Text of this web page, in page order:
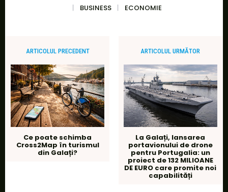
BUSINESS
ECONOMIE
ARTICOLUL PRECEDENT
Ce poate schimba
Cross2Map în turismul
din Galați?
ARTICOLUL URMĂTOR
La Galați, lansarea
portavionului de drone
pentru Portugalia: un
proiect de 132 MILIOANE
DE EURO care promite noi
capabilități